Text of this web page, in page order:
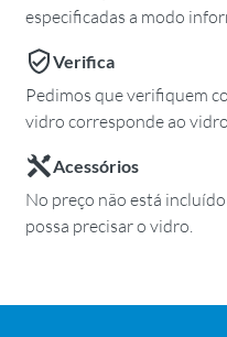
especificadas a modo
Verifica
Pedimos que verifiquem
vidro corresponde ao
Acessórios
No preço não está
possa precisar o vidro.